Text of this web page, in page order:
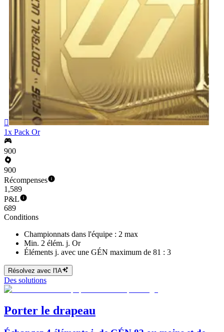

1x Pack Or
900
900
Récompenses
1,589
P&L
689
Conditions
Championnats dans l'équipe : 2 max
Min. 2 élém. j. Or
Éléments j. avec une GÉN maximum de 81 : 3
Résolvez avec l'IA
Des solutions
Porter le drapeau